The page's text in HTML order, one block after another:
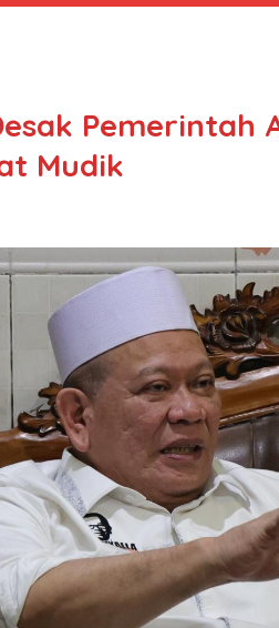
Pemerintah
Mudik